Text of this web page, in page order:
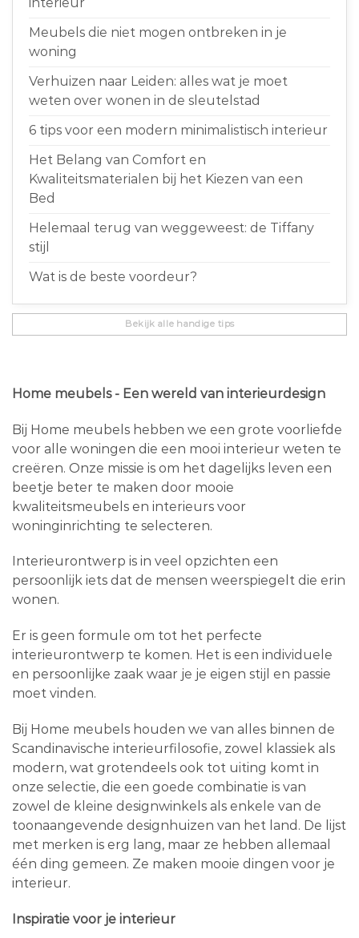
Meubels die niet mogen ontbreken in je
woning
Verhuizen naar Leiden: alles wat je moet
weten over wonen in de sleutelstad
6 tips voor een modern minimalistisch interieur
Het Belang van Comfort en
Kwaliteitsmaterialen bij het Kiezen van een
Bed
Helemaal terug van weggeweest: de Tiffany
stijl
Wat is de beste voordeur?
Bekijk alle handige tips
Home meubels - Een wereld van interieurdesign
Bij Home meubels hebben we een grote voorliefde
voor alle woningen die een mooi interieur weten te
creëren. Onze missie is om het dagelijks leven een
beetje beter te maken door mooie
kwaliteitsmeubels en interieurs voor
woninginrichting te selecteren.
Interieurontwerp is in veel opzichten een
persoonlijk iets dat de mensen weerspiegelt die erin
wonen.
Er is geen formule om tot het perfecte
interieurontwerp te komen. Het is een individuele
en persoonlijke zaak waar je je eigen stijl en passie
moet vinden.
Bij Home meubels houden we van alles binnen de
Scandinavische interieurfilosofie, zowel klassiek als
modern, wat grotendeels ook tot uiting komt in
onze selectie, die een goede combinatie is van
zowel de kleine designwinkels als enkele van de
toonaangevende designhuizen van het land. De lijst
met merken is erg lang, maar ze hebben allemaal
één ding gemeen. Ze maken mooie dingen voor je
interieur.
Inspiratie voor je interieur